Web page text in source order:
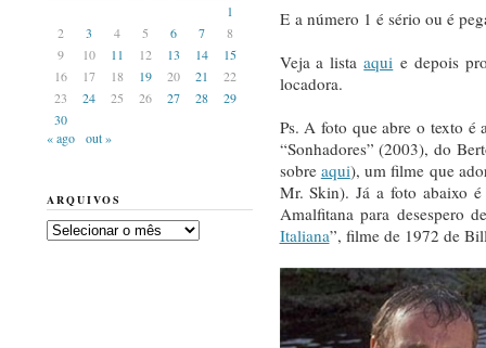
E a número 1 é sério ou é
Veja a listaaqui e depois
locadora.
Ps. A foto que abre o texto é
“Sonhadores” (2003), do
sobre aqui), um filme que
Mr. Skin). Já a foto abaixo
Amalfitana para desespero
Italiana”, filme de 1972 de
1
2
3 4 5 6 7
8
9
10 11 12 13 14
15
16
17 18 19 20 21
22
23
24 25 26 27 28
29
30
« ago
out »
ARQUIVOS
Arquivos